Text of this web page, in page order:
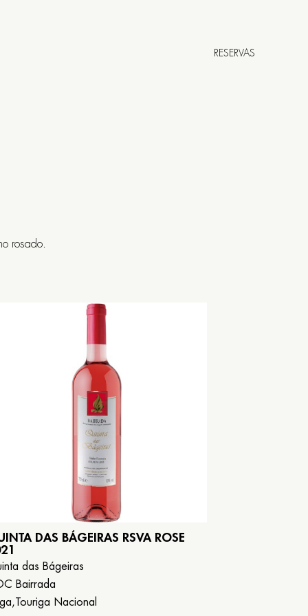
da Parra 7
RESERVAS
rosado.
DAS BÁGEIRAS RSVA ROSE
das Bágeiras
Bairrada
Nacional